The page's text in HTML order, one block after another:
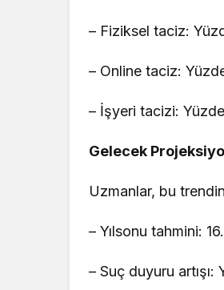
– Fiziksel taciz:
– Online taciz:
– İşyeri tacizi:
Gelecek
Uzmanlar, bu
– Yılsonu tahmini:
– Suç duyuru